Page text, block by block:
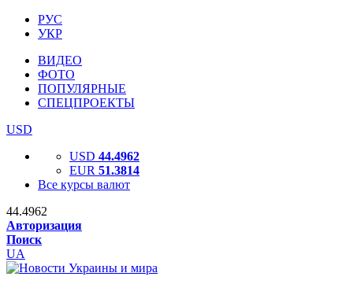
РУС
УКР
ВИДЕО
ФОТО
ПОПУЛЯРНЫЕ
СПЕЦПРОЕКТЫ
USD
USD 44.4962
EUR 51.3814
Все курсы валют
44.4962
Авторизация
Поиск
UA